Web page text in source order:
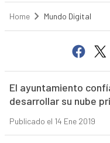
Home Mundo Digital
El ayuntamiento
desarrollar su nube
Publicado el 14 Ene 2019